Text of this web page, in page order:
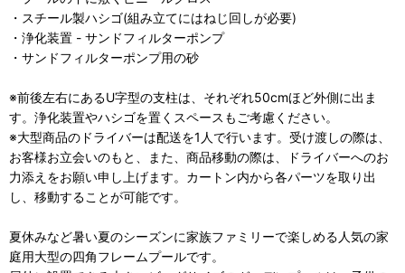
・スチール製ハシゴ(組み立てにはねじ回しが必要)
・浄化装置 - サンドフィルターポンプ
・サンドフィルターポンプ用の砂
※前後左右にあるU字型の支柱は、それぞれ50cmほど外側に出ま
す。浄化装置やハシゴを置くスペースもご考慮ください。
※大型商品のドライバーは配送を1人で行います。受け渡しの際は、
お客様お立会いのもと、また、商品移動の際は、ドライバーへのお
力添えをお願い申し上げます。カートン内から各パーツを取り出
し、移動することが可能です。
夏休みなど暑い夏のシーズンに家族ファミリーで楽しめる人気の家
庭用大型の四角フレームプールです。